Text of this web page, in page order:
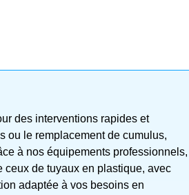
des interventions rapides et
ou le remplacement de cumulus,
à nos équipements professionnels,
de tuyaux en plastique, avec
adaptée à vos besoins en